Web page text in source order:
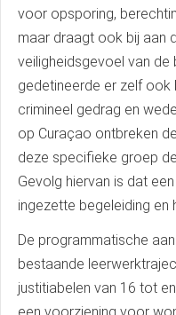
voor opsporing,
maar draagt ook bij aan
veiligheidsgevoel van de
gedetineerde er zelf ook
crimineel gedrag en
op Curaçao ontbreken
deze specifieke groep
Gevolg hiervan is dat
ingezette begeleiding en
De programmatische
bestaande
justitiabelen van 16 tot